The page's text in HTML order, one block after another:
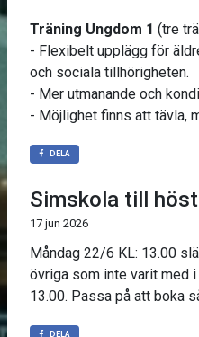
Träning Ungdom 1 (tre
- Flexibelt upplägg för
och sociala tillhörigheten.
- Mer utmanande och
- Möjlighet finns att tävla,
DELA
Simskola till
17 jun 2026
Måndag 22/6 KL: 13.00
övriga som inte varit med
13.00. Passa på att boka
DELA